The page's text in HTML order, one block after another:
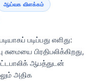
ஆய்வக விளக்கம்
படிப்பது எளிது:
பிரதிபலிக்கிறது,
ஆபத்துடன்
அதிக